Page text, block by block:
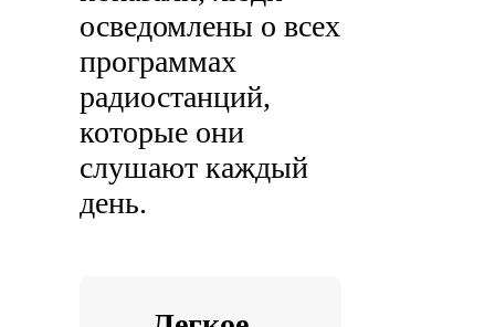
осведомлены о всех
программах
радиостанций,
которые они
слушают каждый
день.